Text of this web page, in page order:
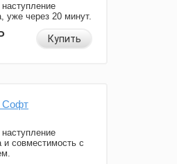
уже через 20 минут.
Купить
Софт
совместимость с